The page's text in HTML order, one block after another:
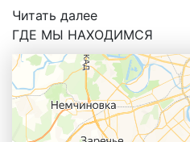
Читать далее
ГДЕ МЫ НАХОДИМСЯ